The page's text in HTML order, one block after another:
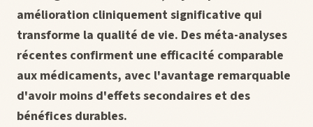
amélioration cliniquement significative qui
transforme la qualité de vie. Des méta-analyses
récentes confirment une efficacité comparable
aux médicaments, avec l'avantage remarquable
d'avoir moins d'effets secondaires et des
bénéfices durables.